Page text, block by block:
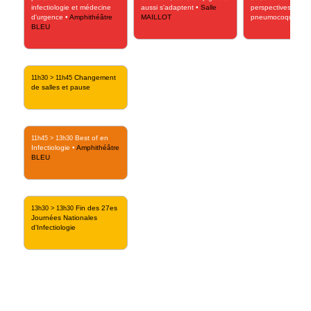
infectiologie et médecine
d'urgence • Amphithéâtre
BLEU
aussi s'adaptent • Salle
MAILLOT
perspectives sur
pneumocoque
11h30 > 11h45 Changement
de salles et pause
11h45 > 13h30 Best of en
Infectiologie • Amphithéâtre
BLEU
13h30 > 13h30 Fin des 27es
Journées Nationales
d'Infectiologie